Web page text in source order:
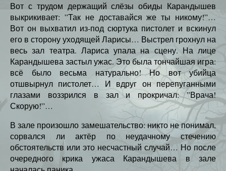
Вот с трудом держащий слёзы обиды Карандышев
выкрикивает: ”Так не доставайся же ты никому!”…
Вот он выхватил из-под сюртука пистолет и вскинул
его в сторону уходящей Ларисы… Выстрел грохнул на
весь зал театра. Лариса упала на сцену. На лице
Карандышева застыл ужас. Это была тончайшая игра:
всё было весьма натурально! Но вот убийца
отшвырнул пистолет… И вдруг он перепуганными
глазами воззрился в зал и прокричал: ”Врача!
Скорую!”…
В зале произошло замешательство: никто не понимал,
сорвался ли актёр по неудачному стечению
обстоятельств или это несчастный случай… Но после
очередного крика ужаса Карандышева в зале